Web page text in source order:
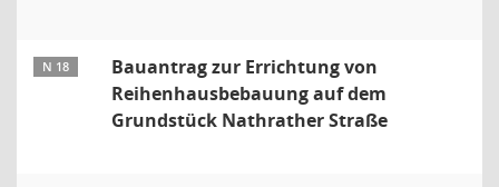
N 18
Bauantrag zur Errichtung von
Reihenhausbebauung auf dem
Grundstück Nathrather Straße